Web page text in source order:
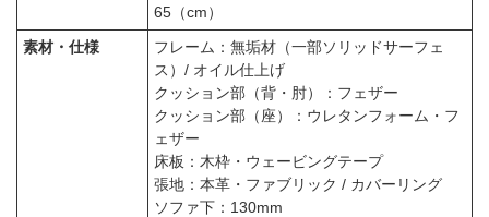
65（cm）
素材・仕様
フレーム：無垢材（一部ソリッドサーフェ
ス）/ オイル仕上げ
クッション部（背・肘）：フェザー
クッション部（座）：ウレタンフォーム・フ
ェザー
床板：木枠・ウェービングテープ
張地：本革・ファブリック / カバーリング
ソファ下：130mm